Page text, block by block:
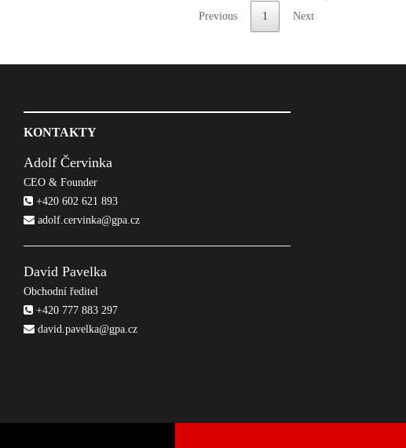
Previous 1 Next
KONTAKTY
Adolf Červinka
CEO & Founder
+420 602 621 893
adolf.cervinka@gpa.cz
David Pavelka
Obchodní ředitel
+420 777 883 297
david.pavelka@gpa.cz